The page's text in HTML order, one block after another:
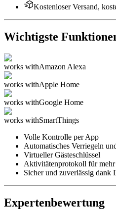
Kostenloser Versand,
Wichtigste
works withAmazon Alexa
works withApple Home
works withGoogle Home
works withSmartThings
Volle Kontrolle per App
Automatisches Verriegeln
Virtueller Gästeschlüssel
Aktivitätenprotokoll für
Sicher und zuverlässig dank
Expertenbewertung